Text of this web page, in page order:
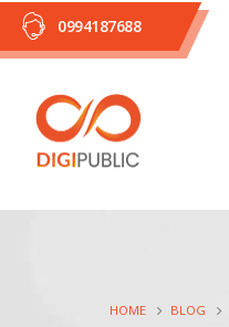
0994187688
HOME BLOG